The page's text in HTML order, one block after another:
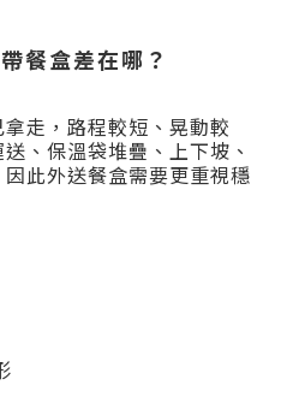
餐盒差在哪？
走，路程較短、晃動較
、保溫袋堆疊、上下坡、
此外送餐盒需要更重視穩